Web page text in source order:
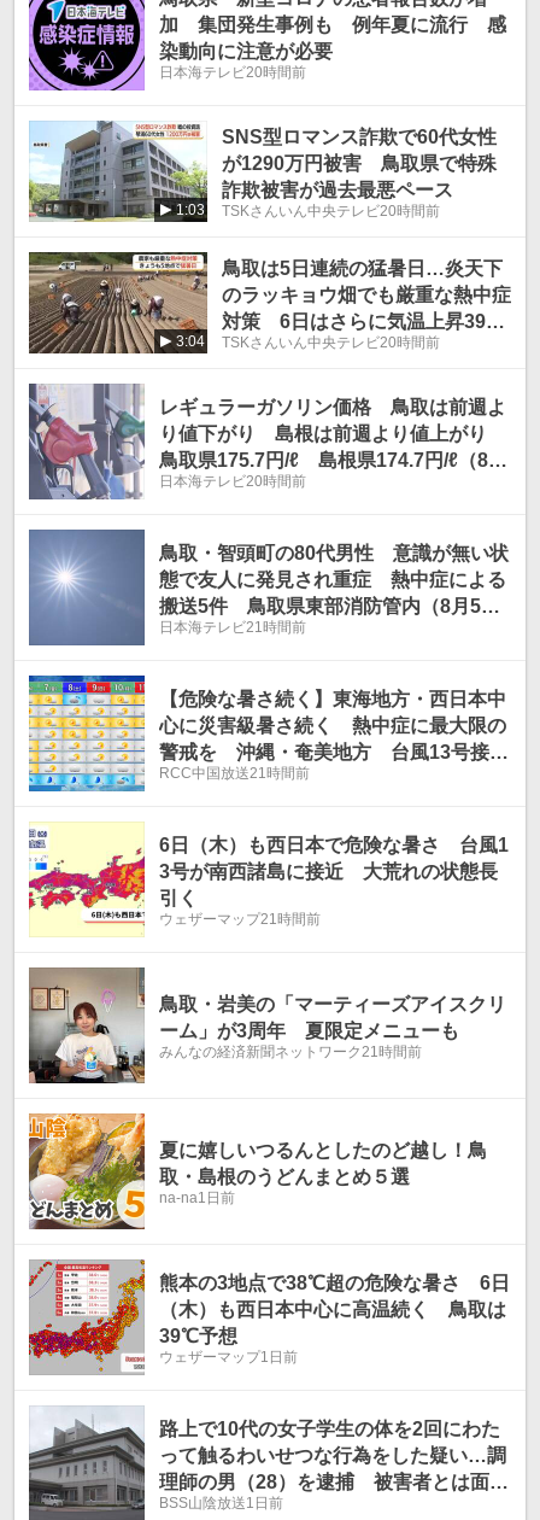
加 集団発生事例も 例年夏に流行 感
染動向に注意が必要
日本海テレビ20時間前
1:03
SNS型ロマンス詐欺で60代女性
が1290万円被害 鳥取県で特殊
詐欺被害が過去最悪ペース
TSKさんいん中央テレビ20時間前
3:04
鳥取は5日連続の猛暑日…炎天下
のラッキョウ畑でも厳重な熱中症
対策 6日はさらに気温上昇39℃
予想も
TSKさんいん中央テレビ20時間前
レギュラーガソリン価格 鳥取は前週よ
り値下がり 島根は前週より値上がり
鳥取県175.7円/ℓ 島根県174.7円/ℓ（8月
3日時点）
日本海テレビ20時間前
鳥取・智頭町の80代男性 意識が無い状
態で友人に発見され重症 熱中症による
搬送5件 鳥取県東部消防管内（8月5
日）
日本海テレビ21時間前
【危険な暑さ続く】東海地方・西日本中
心に災害級暑さ続く 熱中症に最大限の
警戒を 沖縄・奄美地方 台風13号接近
で大荒れの見込み（全国天気）
RCC中国放送21時間前
6日（木）も西日本で危険な暑さ 台風1
3号が南西諸島に接近 大荒れの状態長
引く
ウェザーマップ21時間前
鳥取・岩美の「マーティーズアイスクリ
ーム」が3周年 夏限定メニューも
みんなの経済新聞ネットワーク 21時間前
夏に嬉しいつるんとしたのど越し！鳥
取・島根のうどんまとめ５選
na-na1日前
熊本の3地点で38℃超の危険な暑さ 6日
（木）も西日本中心に高温続く 鳥取は
39℃予想
ウェザーマップ1日前
路上で10代の女子学生の体を2回にわた
って触るわいせつな行為をした疑い…調
理師の男（28）を逮捕 被害者とは面識
あり、容疑を否認
BSS山陰放送1日前